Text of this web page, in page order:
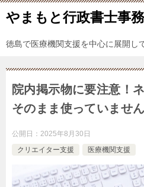
やまもと行政書士事
徳島で医療機関支援を中心に展開し
院内掲示物に要注意！
そのまま使っていませ
公開日： 2025年8月30日
クリエイター支援
医療機関支援